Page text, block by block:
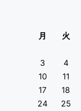
月
火
3
4
10
11
17
18
24
25